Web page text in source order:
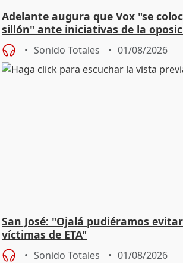
Adelante augura que Vox "se
sillón" ante iniciativas de la
Sonido Totales 01/08/2026
San José: "Ojalá pudiéramos
víctimas de ETA"
Sonido Totales 01/08/2026